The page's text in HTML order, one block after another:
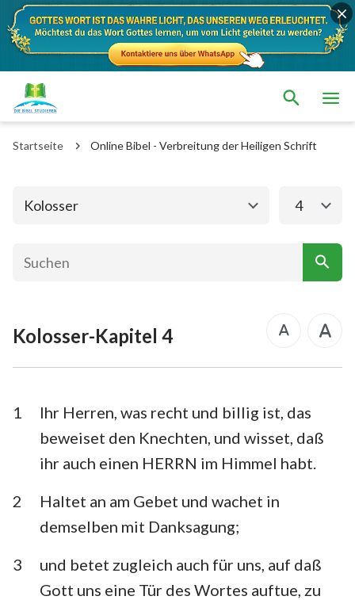
Startseite Online Bibel - Verbreitung der Heiligen Schrift
Kolosser
Das alte Testament Das neue Testament
Matthäus Markus
Apostelgeschichte
Galater
1. Thessalonicher 2. Thessalonicher
1. Timotheus 2. Timotheus
Titus Philemon
Hebräer Jakobus
1. Johannes 2. Johannes
Offenbarung
4
Kolosser-Kapitel 4
1
Ihr Herren, was recht und billig ist, das
beweiset den Knechten, und wisset, daß
ihr auch einen HERRN im Himmel habt.
2
Haltet an am Gebet und wachet in
demselben mit Danksagung;
3
und betet zugleich auch für uns, auf daß
Gott uns eine Tür des Wortes auftue, zu